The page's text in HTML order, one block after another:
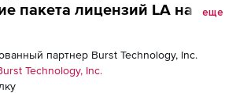
пакета лицензий LA на 1еще
партнер Burst Technology, Inc.
Technology, Inc.